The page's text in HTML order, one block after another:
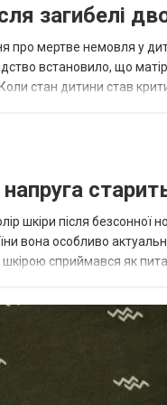
загибелі
про мертве немовля у
встановило, що
стан дитини став
шкіри після безсонної
вона особливо
сприймався як